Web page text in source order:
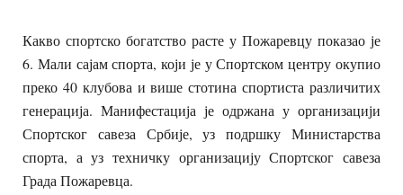
Какво спортско богатство расте у Пожаревцу показао је
6. Мали сајам спорта, који је у Спортском центру окупио
преко 40 клубова и више стотина спортиста различитих
генерација. Манифестација је одржана у организацији
Спортског савеза Србије, уз подршку Министарства
спорта, а уз техничку организацију Спортског савеза
Града Пожаревца.